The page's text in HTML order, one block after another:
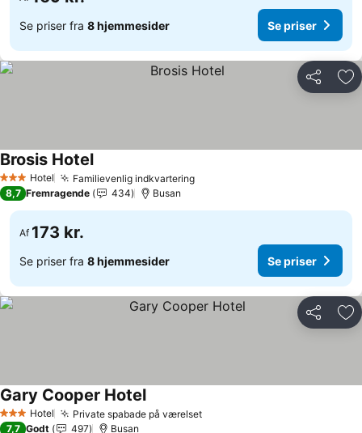
Se priser fra 8 hjemmesider Se priser
Del
3 StjernerHotel Familievenlig indkvartering
Brosis Hotel
8,7 Fremragende 434 Busan
Af 173 kr.
Se priser fra 8 hjemmesider Se priser
Del
3 StjernerHotel Private spabade på værelset
Gary Cooper Hotel
7,7 Godt 497 Busan